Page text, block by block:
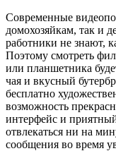
Современные
домохозяйкам, так и
работники не знают,
Поэтому смотреть
или планшетника
чая и вкусный
бесплатно
возможность
интерфейс и
отвлекаться ни на
сообщения во время